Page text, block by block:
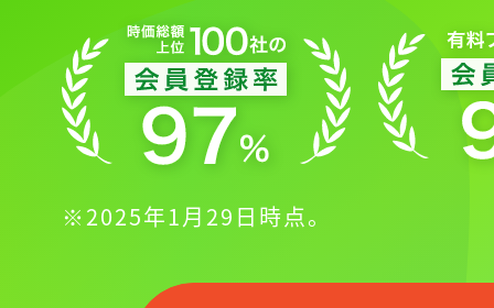
※2025年1月29日時点。